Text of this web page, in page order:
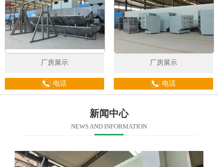
厂房展示
电话
厂房展示
电话
新闻中心
NEWS AND INFORMATION